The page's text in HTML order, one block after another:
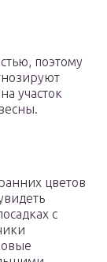
поэтому
участок
цветов
с